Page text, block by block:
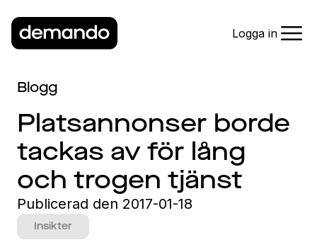
Logga in
Blogg
Platsannonser borde
tackas av för lång
och trogen tjänst
Publicerad den 2017-01-18
Insikter